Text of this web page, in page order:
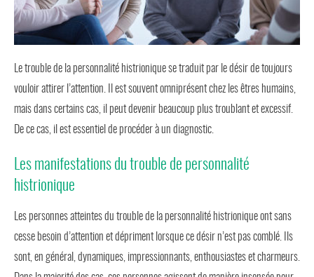
Le trouble de la personnalité histrionique se traduit par le désir de toujours
vouloir attirer l’attention. Il est souvent omniprésent chez les êtres humains,
mais dans certains cas, il peut devenir beaucoup plus troublant et excessif.
De ce cas, il est essentiel de procéder à un diagnostic.
Les manifestations du trouble de personnalité
histrionique
Les personnes atteintes du trouble de la personnalité histrionique ont sans
cesse besoin d’attention et dépriment lorsque ce désir n’est pas comblé. Ils
sont, en général, dynamiques, impressionnants, enthousiastes et charmeurs.